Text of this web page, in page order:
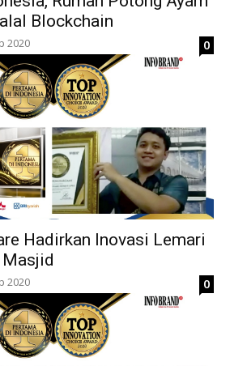
Blockchain
2020 0
Hadirkan Inovasi Lemari
2020 0